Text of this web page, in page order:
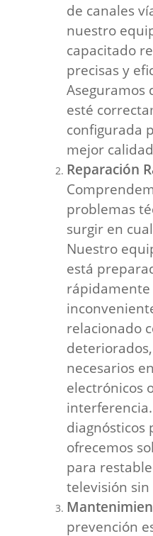
de canales
nuestro
capacitado
precisas y
Aseguramos
esté
configurada
mejor
Reparación
problemas
surgir en
Nuestro
está
relacionado
necesarios
electrónicos
diagnósticos
ofrecemos
para
televisión
prevención